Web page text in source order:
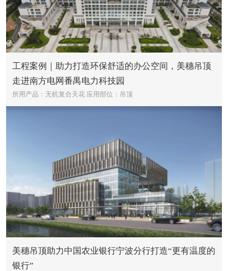
工程案例｜助力打造环保舒适的办公空间，美穗吊顶
走进南方电网番禺电力科技园
所用产品：无机复合天花 应用部位：吊顶
美穗吊顶助力中国农业银行宁波分行打造“更有温度的
银行”